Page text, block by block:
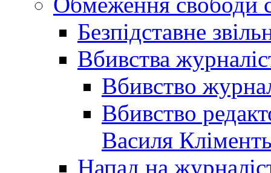
Безпідставне
Вбивства
Вбивство
Вбивство
Василя
Напад на